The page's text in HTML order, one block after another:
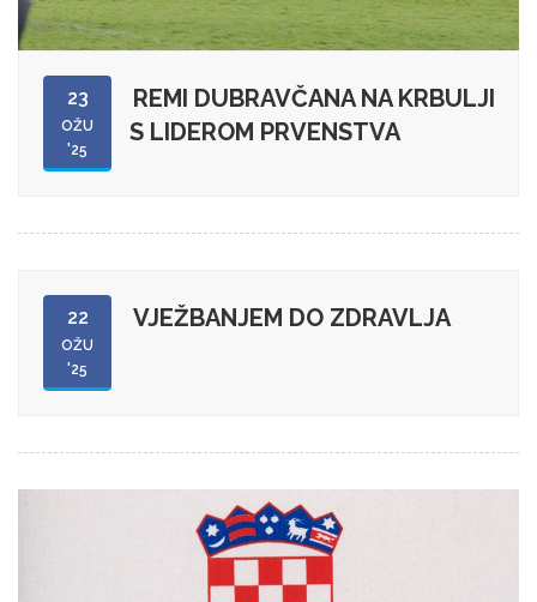
23
OŽU
'25
REMI DUBRAVČANA NA KRBULJI
S LIDEROM PRVENSTVA
22
OŽU
'25
VJEŽBANJEM DO ZDRAVLJA